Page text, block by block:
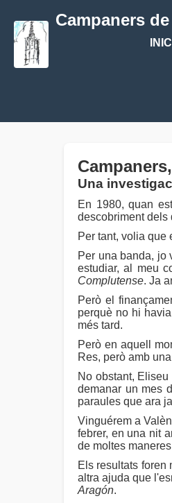
Campaners
Una
En 1980, quan
descobriment dels
Per tant, volia que
Per una banda, jo
estudiar, al meu
Complutense. Ja
Però el
perquè no hi
més tard.
Però en aquell
Res, però amb
No obstant,
demanar un mes
paraules que ara
Vinguérem a
febrer, en una nit
de moltes
Els resultats foren
altra ajuda que
Aragón.